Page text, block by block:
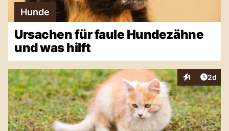
Hunde
Ursachen für faule Hundezähne
und was hilft
1
Interaktionen
2d